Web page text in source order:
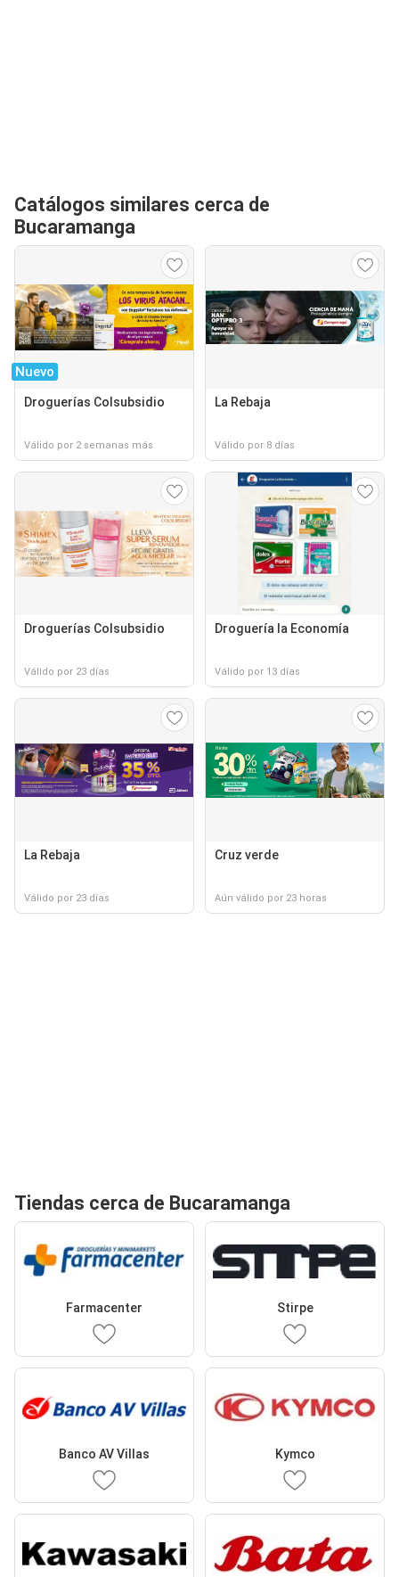
Catálogos similares cerca de
Bucaramanga
Nuevo
Droguerías Colsubsidio
Válido por 2 semanas más
La Rebaja
Válido por 8 días
Droguerías Colsubsidio
Válido por 23 días
Droguería la Economía
Válido por 13 días
La Rebaja
Válido por 23 días
Cruz verde
Aún válido por 23 horas
Tiendas cerca de Bucaramanga
Farmacenter Stirpe
Banco AV Villas Kymco